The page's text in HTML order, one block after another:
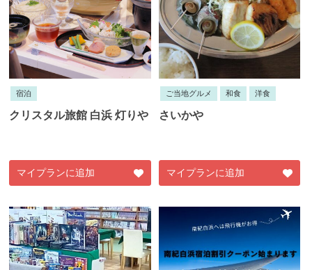
宿泊
クリスタル旅館 白浜 灯りや
マイプランに追加
ご当地グルメ 和食 洋食
さいかや
マイプランに追加